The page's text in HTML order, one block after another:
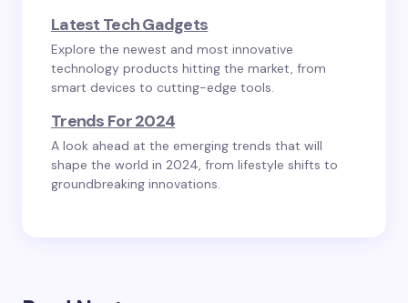
Latest Tech Gadgets
Explore the newest and most innovative
technology products hitting the market, from
smart devices to cutting-edge tools.
Trends For 2024
A look ahead at the emerging trends that will
shape the world in 2024, from lifestyle shifts to
groundbreaking innovations.